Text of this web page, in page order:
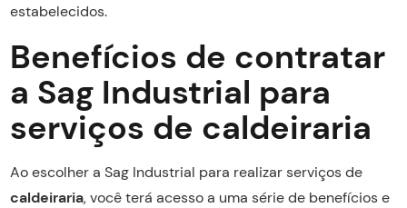
estabelecidos.
Benefícios de contratar
a Sag Industrial para
serviços de caldeiraria
Ao escolher a Sag Industrial para realizar serviços de
caldeiraria, você terá acesso a uma série de benefícios e